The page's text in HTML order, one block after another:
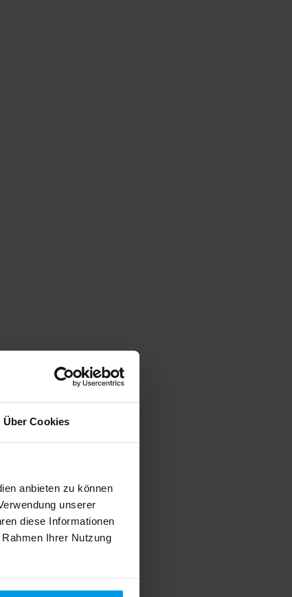
Über Cookies
anbieten zu können
unserer
diese Informationen
Ihrer Nutzung